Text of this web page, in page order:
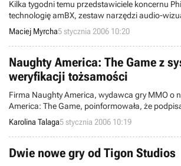
Kilka tygodni temu przedstawiciele koncernu
technologię amBX, zestaw narzędzi audio-
urealniających rozgrywkę, teraz inżynierowie
giganta wychodzą do graczy z nowym
Maciej Myrcha5 stycznia 2006 10:20
Naughty America: The Game z
weryfikacji tożsamości
Firma Naughty America, wydawca gry MMO o
America: The Game, poinformowała, że
serwisem Sentry, który zajmie się weryfikacją
użytkowników w/w produkcji.
Karolina Talaga5 stycznia 2006 10:19
Dwie nowe gry od Tigon Studios